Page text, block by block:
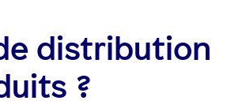
distribution
?